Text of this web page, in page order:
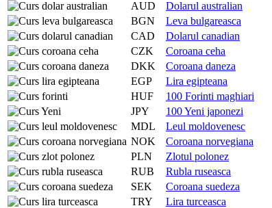
AUD
Dolarul australian
BGN
Leva bulgareasca
CAD
Dolarul canadian
CZK
Coroana ceha
DKK
Coroana daneza
EGP
Lira egipteana
HUF
100 Forinti maghiari
JPY
100 Yeni japonezi
MDL
Leul moldovenesc
NOK
Coroana norvegiana
PLN
Zlotul polonez
RUB
Rubla ruseasca
SEK
Coroana suedeza
TRY
Lira turceasca